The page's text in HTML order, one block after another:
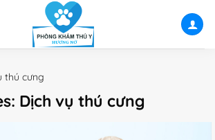
thú cưng
Dịch vụ thú cưng